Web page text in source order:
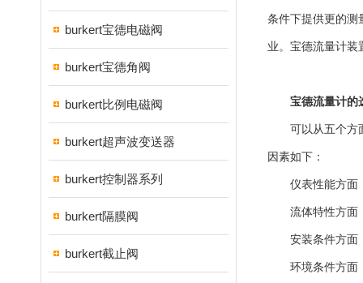
burkert宝德电磁阀
burkert宝德角阀
burkert比例电磁阀
burkert超声波变送器
burkert控制器系列
burkert隔膜阀
burkert截止阀
条件下提供更的测
业。宝德流量计装
宝德流量计的
可以从五个方面
因素如下：
仪表性能方面：
流体特性方面：
安装条件方面：
环境条件方面：